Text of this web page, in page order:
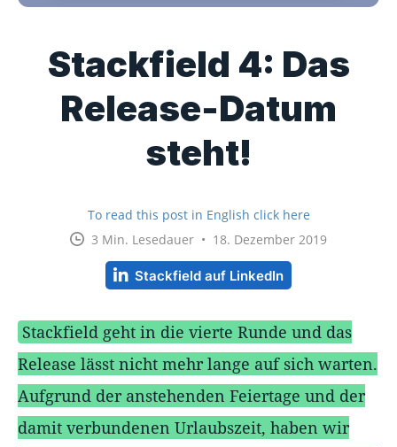
Stackfield 4: Das
Release-Datum
steht!
To read this post in English click here
3 Min. Lesedauer • 18. Dezember 2019
Stackfield auf LinkedIn
Stackfield geht in die vierte Runde und das
Release lässt nicht mehr lange auf sich warten.
Aufgrund der anstehenden Feiertage und der
damit verbundenen Urlaubszeit, haben wir